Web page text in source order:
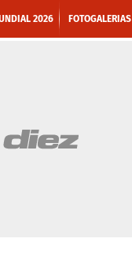
2026 FOTOGALERIAS